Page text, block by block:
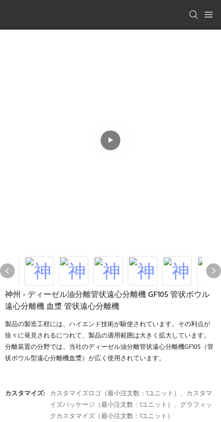
神州 - ディーゼル油分離管状遠心分離機 GF105 管状ボウル
遠心分離機 血漿 管状遠心分離機
製品の製造工程には、ハイエンド技術が駆使されています。その利点が
徐々に発見されるにつれて、製品の適用範囲は大きく拡大しています。
分離装置の分野では、当社のディーゼル油分離管状遠心分離機GF105（管
状ボウル型遠心分離機血漿）が広く使用されています。
カスタマイズ: カスタマイズロゴ（最小注文数：1ユニット）、カスタマ
イズパッケージ（最小注文数：1ユニット）、グラフィッ
クカスタマイズ（最小注文数：1ユニット）